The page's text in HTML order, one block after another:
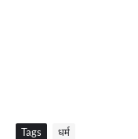
Tags धर्म